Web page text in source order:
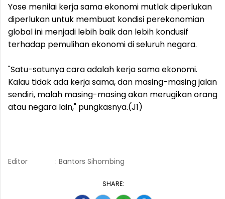
Yose menilai kerja sama ekonomi mutlak diperlukan
diperlukan untuk membuat kondisi perekonomian
global ini menjadi lebih baik dan lebih kondusif
terhadap pemulihan ekonomi di seluruh negara.
"Satu-satunya cara adalah kerja sama ekonomi.
Kalau tidak ada kerja sama, dan masing-masing jalan
sendiri, malah masing-masing akan merugikan orang
atau negara lain," pungkasnya.(J1)
Editor : Bantors Sihombing
SHARE: